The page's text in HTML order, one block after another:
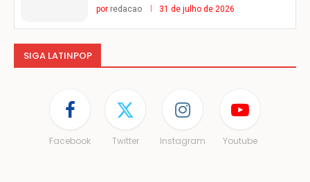
por redacao 31 de julho de 2026
SIGA LATINPOP
Facebook Twitter Instagram Youtube